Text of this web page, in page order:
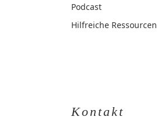
Podcast
Hilfreiche Ressourcen
Kontakt